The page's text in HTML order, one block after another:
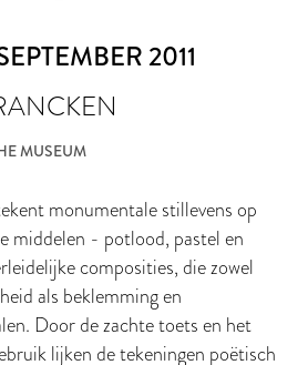
2011
MUSEUM
monumentale stillevens op
middelen - potlood, pastel en
composities, die zowel
als beklemming en
Door de zachte toets en het
lijken de tekeningen poëtisch